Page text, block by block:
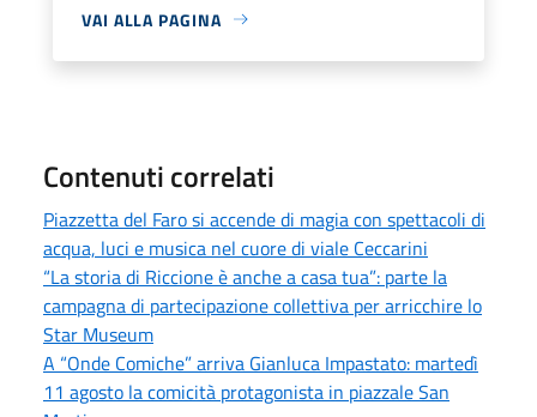
VAI ALLA PAGINA
Contenuti correlati
Piazzetta del Faro si accende di magia con spettacoli di
acqua, luci e musica nel cuore di viale Ceccarini
“La storia di Riccione è anche a casa tua”: parte la
campagna di partecipazione collettiva per arricchire lo
Star Museum
A “Onde Comiche” arriva Gianluca Impastato: martedì
11 agosto la comicità protagonista in piazzale San